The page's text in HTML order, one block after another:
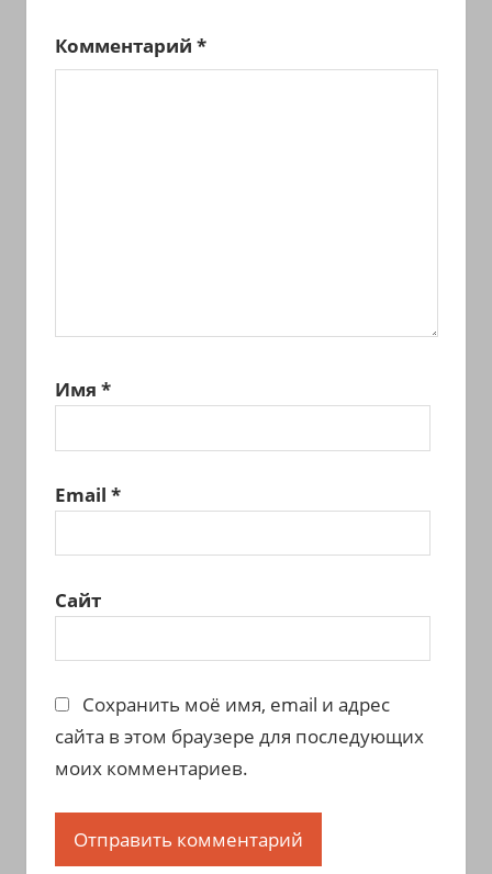
Комментарий *
Имя *
Email *
Сайт
Сохранить моё имя, email и адрес
сайта в этом браузере для последующих
моих комментариев.